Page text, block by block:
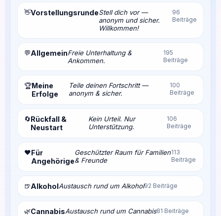
👋VorstellungsrundeStell dich vor —
anonym und sicher.
Willkommen!
96
Beiträge
💬AllgemeinFreie Unterhaltung &
Ankommen.
195
Beiträge
🏆Meine
Erfolge
Teile deinen Fortschritt —
anonym & sicher.
100
Beiträge
🔄Rückfall &
Neustart
Kein Urteil. Nur
Unterstützung.
106
Beiträge
❤️Für
Angehörige
Geschützter Raum für Familien
& Freunde
113
Beiträge
🍺AlkoholAustausch rund um Alkohol92 Beiträge
🌿CannabisAustausch rund um Cannabis81 Beiträge